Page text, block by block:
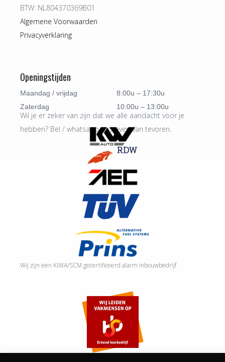
BTW: NL804370369B01
Algemene Voorwaarden
Privacyverklaring
Openingstijden
Maandag / vrijdag
8:00u – 17:30u
Zaterdag
10:00u – 13:00u
Wil je er zeker van zijn dat we alle aandacht voor je
hebben? Bel / whatsapp ons even van tevoren.
Wij zijn een KIWA/SCM gecertificeerd alarm inbouwbedrijf